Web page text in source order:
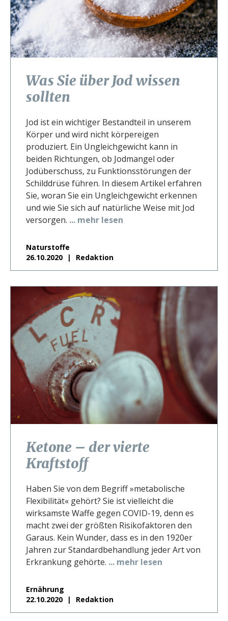
Was Sie über Jod wissen
sollten
Jod ist ein wichtiger Bestandteil in unserem
Körper und wird nicht körpereigen
produziert. Ein Ungleichgewicht kann in
beiden Richtungen, ob Jodmangel oder
Jodüberschuss, zu Funktionsstörungen der
Schilddrüse führen. In diesem Artikel erfahren
Sie, woran Sie ein Ungleichgewicht erkennen
und wie Sie sich auf natürliche Weise mit Jod
versorgen. ... mehr lesen
Naturstoffe
26.10.2020
Redaktion
Ketone – der vierte
Kraftstoff
Haben Sie von dem Begriff »metabolische
Flexibilität« gehört? Sie ist vielleicht die
wirksamste Waffe gegen COVID-19, denn es
macht zwei der größten Risikofaktoren den
Garaus. Kein Wunder, dass es in den 1920er
Jahren zur Standardbehandlung jeder Art von
Erkrankung gehörte. ... mehr lesen
Ernährung
22.10.2020
Redaktion